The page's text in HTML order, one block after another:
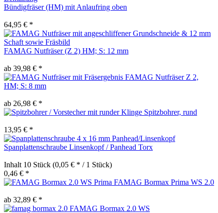
Bündigfräser (HM) mit Anlaufring oben
64,95 € *
FAMAG Nutfräser (Z 2) HM; S: 12 mm
ab 39,98 € *
FAMAG Nutfräser Z 2,
HM; S: 8 mm
ab 26,98 € *
Spitzbohrer, rund
13,95 € *
Spanplattenschraube Linsenkopf / Panhead Torx
Inhalt 10 Stück (0,05 € * / 1 Stück)
0,46 € *
FAMAG Bormax Prima WS 2.0
ab 32,89 € *
FAMAG Bormax 2.0 WS